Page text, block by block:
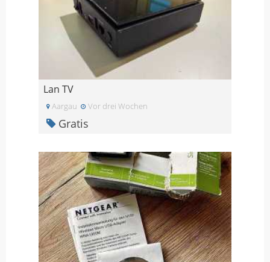
Lan TV
Aargau Vor drei Wochen
Gratis